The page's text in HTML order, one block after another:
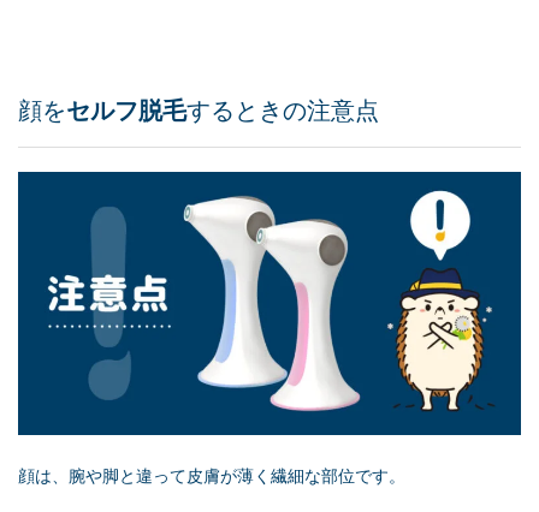
顔をセルフ脱毛するときの注意点
顔は、腕や脚と違って皮膚が薄く繊細な部位です。